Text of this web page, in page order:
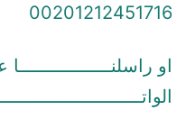
00201212451716
او